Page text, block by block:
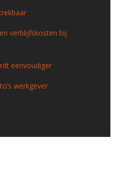
verblijfskosten bij
eenvoudiger
werkgever